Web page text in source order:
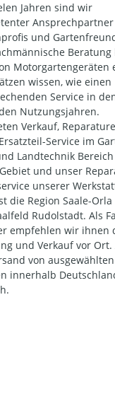
Jahren sind wir
und
Beratung
Motorgartengeräten
wissen, wie einen
Service in
Nutzungsjahren.
Verkauf,
Service im
Landtechnik Bereich
und unser
unserer
die Region Saale-Orla
Rudolstadt. Als
empfehlen wir ihnen
und Verkauf vor Ort.
von ausgewählten
innerhalb